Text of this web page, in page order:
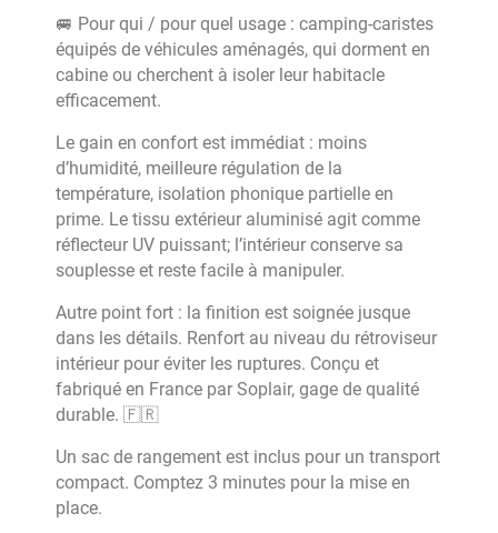
🚐 Pour qui / pour quel usage : camping-caristes
équipés de véhicules aménagés, qui dorment en
cabine ou cherchent à isoler leur habitacle
efficacement.
Le gain en confort est immédiat : moins
d’humidité, meilleure régulation de la
température, isolation phonique partielle en
prime. Le tissu extérieur aluminisé agit comme
réflecteur UV puissant; l’intérieur conserve sa
souplesse et reste facile à manipuler.
Autre point fort : la finition est soignée jusque
dans les détails. Renfort au niveau du rétroviseur
intérieur pour éviter les ruptures. Conçu et
fabriqué en France par Soplair, gage de qualité
durable. 🇫🇷
Un sac de rangement est inclus pour un transport
compact. Comptez 3 minutes pour la mise en
place.